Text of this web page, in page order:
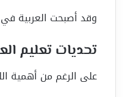
وقد أصبحت العربية
تحديات تعليم
على الرغم من أهمية